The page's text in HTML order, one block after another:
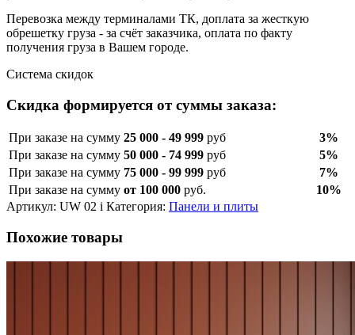
Перевозка между терминалами ТК, доплата за жесткую
обрешетку груза - за счёт заказчика, оплата по факту
получения груза в Вашем городе.
Система скидок
Скидка формируется от суммы заказа:
При заказе на сумму 25 000 - 49 999 руб
3%
При заказе на сумму 50 000 - 74 999 руб
5%
При заказе на сумму 75 000 - 99 999 руб
7%
При заказе на сумму от 100 000 руб.
10%
Артикул: UW 02 i Категория: Панели и плиты
Похожие товары